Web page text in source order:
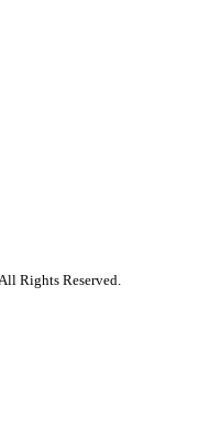
Rights Reserved.